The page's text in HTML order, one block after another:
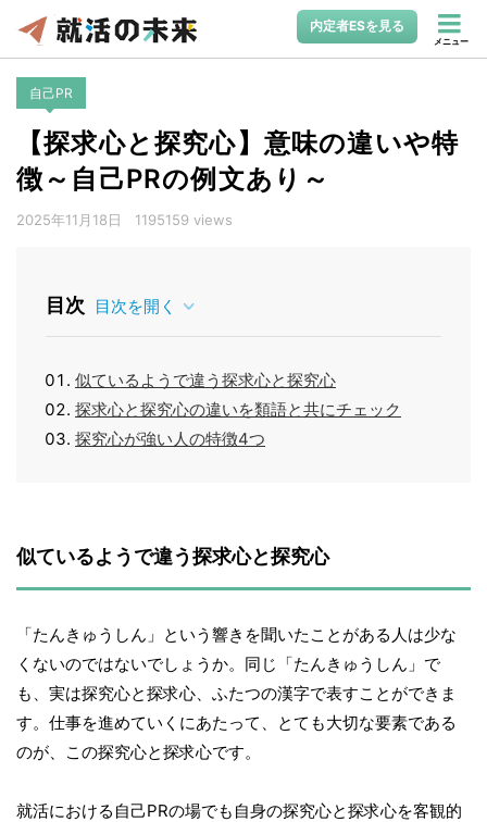
内定者ESを見る
メニュー
自己PR
【探求心と探究心】意味の違いや特
徴～自己PRの例文あり～
2025年11月18日 1195159 views
目次 目次を開く
似ているようで違う探求心と探究心
探求心と探究心の違いを類語と共にチェック
探究心が強い人の特徴4つ
似ているようで違う探求心と探究心
「たんきゅうしん」という響きを聞いたことがある人は少な
くないのではないでしょうか。同じ「たんきゅうしん」で
も、実は探究心と探求心、ふたつの漢字で表すことができま
す。仕事を進めていくにあたって、とても大切な要素である
のが、この探究心と探求心です。
就活における自己PRの場でも自身の探究心と探求心を客観的